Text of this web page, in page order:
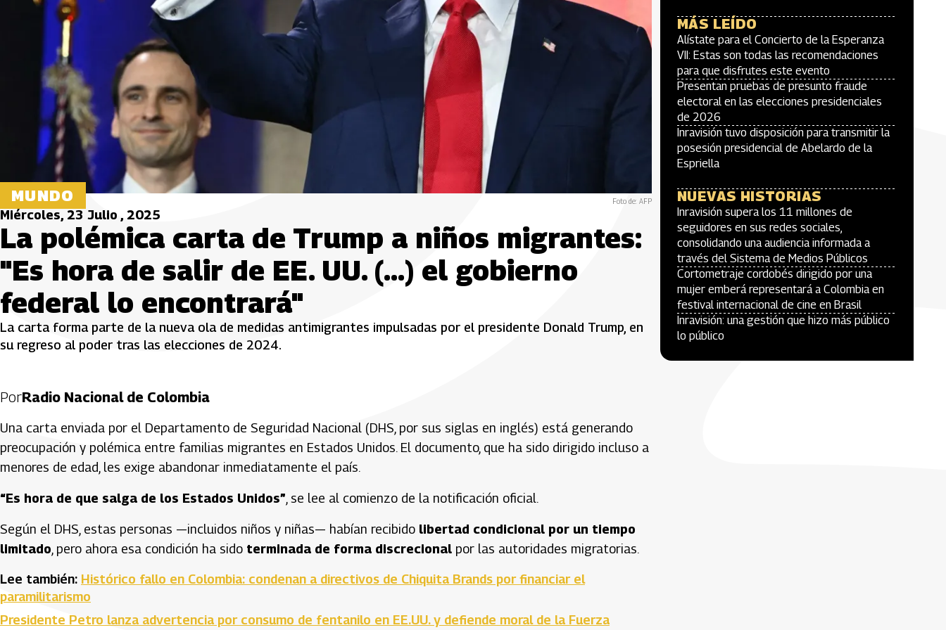
MUNDO Foto de: AFP
Miércoles, 23 Julio , 2025
La polémica carta de Trump a niños migrantes:
"Es hora de salir de EE. UU. (...) el gobierno
federal lo encontrará"
La carta forma parte de la nueva ola de medidas antimigrantes impulsadas por el presidente Donald Trump, en
su regreso al poder tras las elecciones de 2024.
PorRadio Nacional de Colombia
Una carta enviada por el Departamento de Seguridad Nacional (DHS, por sus siglas en inglés) está generando
preocupación y polémica entre familias migrantes en Estados Unidos. El documento, que ha sido dirigido incluso a
menores de edad, les exige abandonar inmediatamente el país.
“Es hora de que salga de los Estados Unidos” , se lee al comienzo de la notificación oficial.
Según el DHS, estas personas —incluidos niños y niñas— habían recibido libertad condicional por un tiempo
limitado , pero ahora esa condición ha sido terminada de forma discrecional por las autoridades migratorias.
Lee también: Histórico fallo en Colombia: condenan a directivos de Chiquita Brands por financiar el
paramilitarismo
Presidente Petro lanza advertencia por consumo de fentanilo en EE.UU. y defiende moral de la Fuerza
MÁS LEÍDO
Alístate para el Concierto de la Esperanza
VII: Estas son todas las recomendaciones
para que disfrutes este evento
Presentan pruebas de presunto fraude
electoral en las elecciones presidenciales
de 2026
Inravisión tuvo disposición para transmitir la
posesión presidencial de Abelardo de la
Espriella
NUEVAS HISTORIAS
Inravisión supera los 11 millones de
seguidores en sus redes sociales,
consolidando una audiencia informada a
través del Sistema de Medios Públicos
Cortometraje cordobés dirigido por una
mujer emberá representará a Colombia en
festival internacional de cine en Brasil
Inravisión: una gestión que hizo más público
lo público